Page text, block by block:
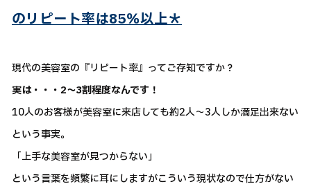
のリピート率は85％以上＊
現代の美容室の『リピート率』ってご存知ですか？
実は・・・2～3割程度なんです！
10人のお客様が美容室に来店しても約2人～3人しか満足出来ない
という事実。
「上手な美容室が見つからない」
という言葉を頻繁に耳にしますがこういう現状なので仕方がない